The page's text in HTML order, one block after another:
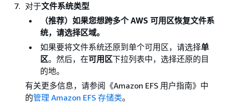
对于文件系统类型
（推荐）如果您想跨多个 AWS 可用区恢复文件系
统，请选择区域。
如果要将文件系统还原到单个可用区，请选择单
区。然后，在可用区下拉列表中，选择还原的目
的地。
有关更多信息，请参阅《Amazon EFS 用户指南》 中
的管理 Amazon EFS 存储类。